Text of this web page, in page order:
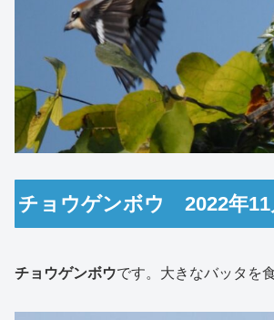
チョウゲンボウ 2022年11
チョウゲンボウです。大きなバッタを